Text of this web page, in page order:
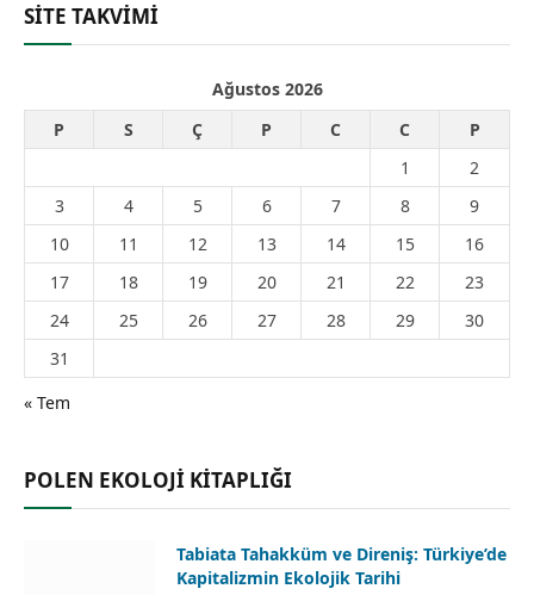
SİTE TAKVİMİ
Ağustos 2026
P
S Ç P C C
P
1
2
3
4 5 6 7 8
9
10
11 12 13 14 15
16
17
18 19 20 21 22
23
24
25 26 27 28 29
30
31
« Tem
POLEN EKOLOJİ KİTAPLIĞI
Tabiata Tahakküm ve Direniş: Türkiye’de
Kapitalizmin Ekolojik Tarihi